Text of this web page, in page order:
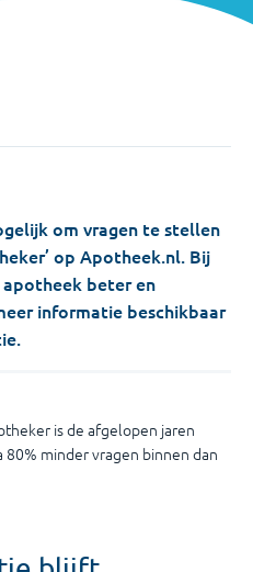
om vragen te stellen
op Apotheek.nl. Bij
beter en
informatie beschikbaar
is de afgelopen jaren
minder vragen binnen dan